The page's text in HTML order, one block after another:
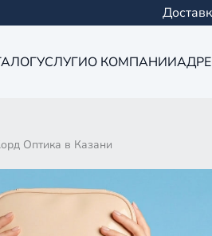
УСЛУГИО КОМПАНИИ
Оптика в Казани